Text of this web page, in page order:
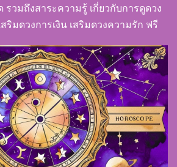
รวมถึงสาระความรู้ เกี่ยวกับการดูดวง
ริมดวงการเงิน เสริมดวงความรัก ฟรี